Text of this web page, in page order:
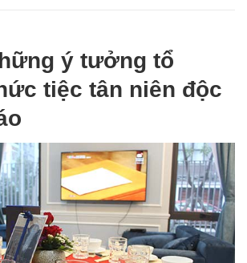
ý tưởng tổ
tiệc tân niên độc